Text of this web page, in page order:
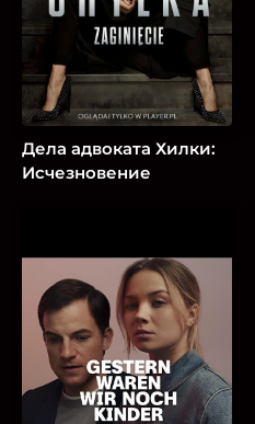
Дела адвоката Хилки:
Исчезновение